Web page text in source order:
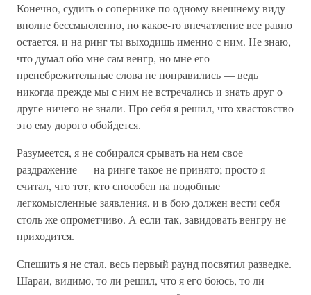
Конечно, судить о сопернике по одному внешнему виду
вполне бессмысленно, но какое-то впечатление все равно
остается, и на ринг ты выходишь именно с ним. Не знаю,
что думал обо мне сам венгр, но мне его
пренебрежительные слова не понравились — ведь
никогда прежде мы с ним не встречались и знать друг о
друге ничего не знали. Про себя я решил, что хвастовство
это ему дорого обойдется.
Разумеется, я не собирался срывать на нем свое
раздражение — на ринге такое не принято; просто я
считал, что тот, кто способен на подобные
легкомысленные заявления, и в бою должен вести себя
столь же опрометчиво. А если так, завидовать венгру не
приходится.
Спешить я не стал, весь первый раунд посвятил разведке.
Шараи, видимо, то ли решил, что я его боюсь, то ли